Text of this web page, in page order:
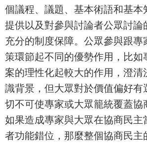
個議程、議題、基本術語和基本
提供以及對參與討論者公眾討論
充分的制度保障。公眾參與跟專
策環節起不同的優勢作用，比如
案的理性化起較大的作用，澄清
識背景，但大眾對於價值偏好有
切不可使專家或大眾籠統覆蓋協
如果造成專家與大眾在協商民主
者功能錯位，那麼整個協商民主